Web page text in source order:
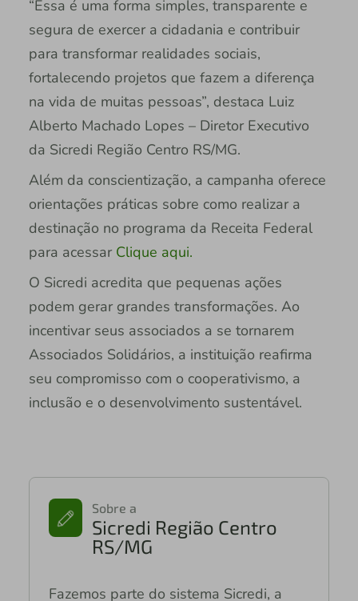
“Essa é uma forma simples, transparente e
segura de exercer a cidadania e contribuir
para transformar realidades sociais,
fortalecendo projetos que fazem a diferença
na vida de muitas pessoas”, destaca Luiz
Alberto Machado Lopes – Diretor Executivo
da Sicredi Região Centro RS/MG.
Além da conscientização, a campanha oferece
orientações práticas sobre como realizar a
destinação no programa da Receita Federal
para acessar Clique aqui.
O Sicredi acredita que pequenas ações
podem gerar grandes transformações. Ao
incentivar seus associados a se tornarem
Associados Solidários, a instituição reafirma
seu compromisso com o cooperativismo, a
inclusão e o desenvolvimento sustentável.
Sobre a
Sicredi Região Centro
RS/MG
Fazemos parte do sistema Sicredi, a